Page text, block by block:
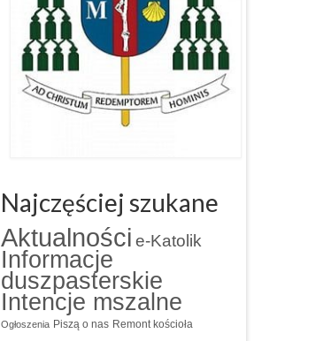
Najczęściej szukane
Aktualności e-Katolik
Informacje
duszpasterskie
Intencje mszalne
Ogłoszenia Piszą o nas Remont kościoła